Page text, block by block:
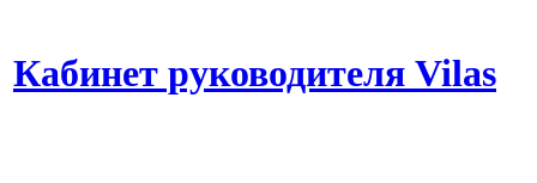
Кабинет руководителя Vilas